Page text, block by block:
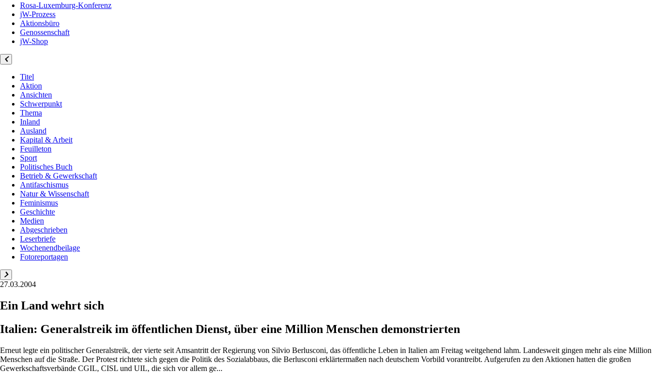
Rosa-Luxemburg-Konferenz
jW-Prozess
Aktionsbüro
Genossenschaft
jW-Shop
Titel
Aktion
Ansichten
Schwerpunkt
Thema
Inland
Ausland
Kapital & Arbeit
Feuilleton
Sport
Politisches Buch
Betrieb & Gewerkschaft
Antifaschismus
Natur & Wissenschaft
Feminismus
Geschichte
Medien
Abgeschrieben
Leserbriefe
Wochenendbeilage
Fotoreportagen
27.03.2004
Ein Land wehrt sich
Italien: Generalstreik im öffentlichen Dienst, über eine Million Menschen demonstrierten
Erneut legte ein politischer Generalstreik, der vierte seit Amsantritt der Regierung von Silvio Berlusconi, das öffentliche Leben in Italien am Freitag weitgehend lahm. Landesweit gingen mehr als eine Million
Menschen auf die Straße. Der Protest richtete sich gegen die Politik des Sozialabbaus, die Berlusconi erklärtermaßen nach deutschem Vorbild vorantreibt. Aufgerufen zu den Aktionen hatten die großen
Gewerkschaftsverbände CGIL, CISL und UIL, die sich vor allem ge...